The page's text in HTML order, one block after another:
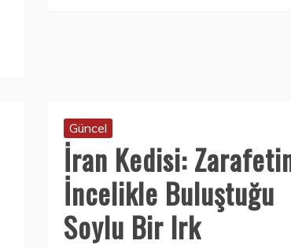
Güncel
İran Kedisi:
İncelikle Buluştuğu
Soylu Bir Irk